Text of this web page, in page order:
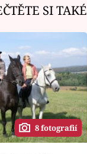
SI TAKÉ
8 fotografií